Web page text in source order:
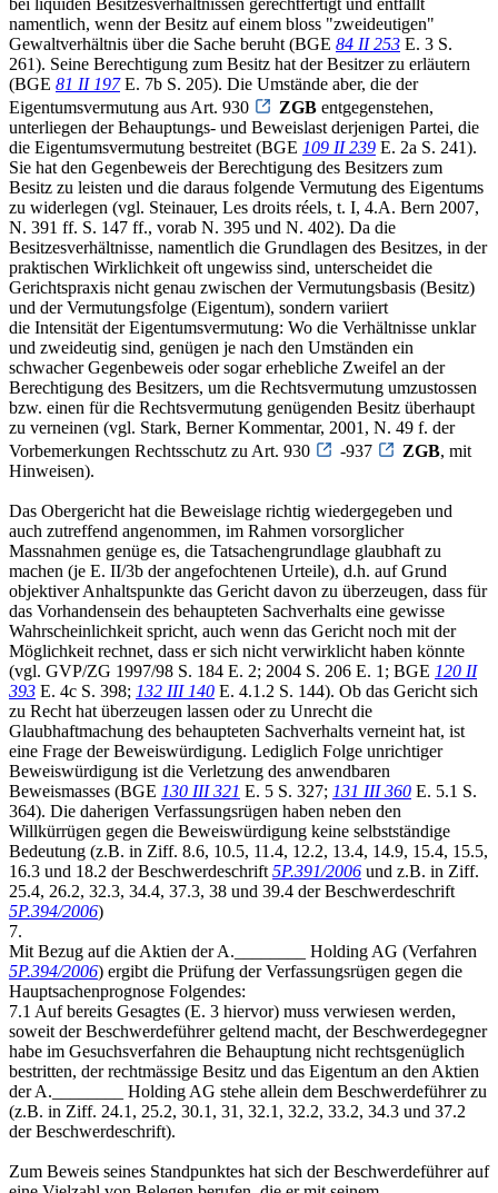
namentlich, wenn der Besitz auf einem bloss "zweideutigen"
Gewaltverhältnis über die Sache beruht (BGE 84 II 253 E. 3 S.
261). Seine Berechtigung zum Besitz hat der Besitzer zu erläutern
(BGE 81 II 197E. 7b S. 205). Die Umstände aber, die der
Eigentumsvermutung aus Art. 930
ZGB entgegenstehen,
unterliegen der Behauptungs- und Beweislast derjenigen Partei, die
die Eigentumsvermutung bestreitet (BGE 109 II 239 E. 2a S. 241).
Sie hat den Gegenbeweis der Berechtigung des Besitzers zum
Besitz zu leisten und die daraus folgende Vermutung des Eigentums
zu widerlegen (vgl. Steinauer, Les droits réels, t. I, 4.A. Bern 2007,
N. 391 ff. S. 147 ff., vorab N. 395 und N. 402). Da die
Besitzesverhältnisse, namentlich die Grundlagen des Besitzes, in der
praktischen Wirklichkeit oft ungewiss sind, unterscheidet die
Gerichtspraxis nicht genau zwischen der Vermutungsbasis (Besitz)
und der Vermutungsfolge (Eigentum), sondern variiert
die Intensität der Eigentumsvermutung: Wo die Verhältnisse unklar
und zweideutig sind, genügen je nach den Umständen ein
schwacher Gegenbeweis oder sogar erhebliche Zweifel an der
Berechtigung des Besitzers, um die Rechtsvermutung umzustossen
bzw. einen für die Rechtsvermutung genügenden Besitz überhaupt
zu verneinen (vgl. Stark, Berner Kommentar, 2001, N. 49 f. der
Vorbemerkungen Rechtsschutz zu Art. 930
-937 ZGB, mit
Hinweisen).
Das Obergericht hat die Beweislage richtig wiedergegeben und
auch zutreffend angenommen, im Rahmen vorsorglicher
Massnahmen genüge es, die Tatsachengrundlage glaubhaft zu
machen (je E. II/3b der angefochtenen Urteile), d.h. auf Grund
objektiver Anhaltspunkte das Gericht davon zu überzeugen, dass für
das Vorhandensein des behaupteten Sachverhalts eine gewisse
Wahrscheinlichkeit spricht, auch wenn das Gericht noch mit der
Möglichkeit rechnet, dass er sich nicht verwirklicht haben könnte
(vgl. GVP/ZG 1997/98 S. 184 E. 2; 2004 S. 206 E. 1; BGE 120 II
393 E. 4c S. 398; 132 III 140 E. 4.1.2 S. 144). Ob das Gericht sich
zu Recht hat überzeugen lassen oder zu Unrecht die
Glaubhaftmachung des behaupteten Sachverhalts verneint hat, ist
eine Frage der Beweiswürdigung. Lediglich Folge unrichtiger
Beweiswürdigung ist die Verletzung des anwendbaren
Beweismasses (BGE 130 III 321 E. 5 S. 327; 131 III 360 E. 5.1 S.
364). Die daherigen Verfassungsrügen haben neben den
Willkürrügen gegen die Beweiswürdigung keine selbstständige
Bedeutung (z.B. in Ziff. 8.6, 10.5, 11.4, 12.2, 13.4, 14.9, 15.4, 15.5,
16.3 und 18.2 der Beschwerdeschrift 5P.391/2006 und z.B. in Ziff.
25.4, 26.2, 32.3, 34.4, 37.3, 38 und 39.4 der Beschwerdeschrift
5P.394/2006)
7.
Mit Bezug auf die Aktien der A.________ Holding AG (Verfahren
5P.394/2006) ergibt die Prüfung der Verfassungsrügen gegen die
Hauptsachenprognose Folgendes:
7.1 Auf bereits Gesagtes (E. 3 hiervor) muss verwiesen werden,
soweit der Beschwerdeführer geltend macht, der Beschwerdegegner
habe im Gesuchsverfahren die Behauptung nicht rechtsgenüglich
bestritten, der rechtmässige Besitz und das Eigentum an den Aktien
der A.________ Holding AG stehe allein dem Beschwerdeführer zu
(z.B. in Ziff. 24.1, 25.2, 30.1, 31, 32.1, 32.2, 33.2, 34.3 und 37.2
der Beschwerdeschrift).
Zum Beweis seines Standpunktes hat sich der Beschwerdeführer auf